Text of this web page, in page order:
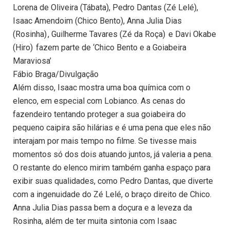
Lorena de Oliveira (Tábata), Pedro Dantas (Zé Lelé),
Isaac Amendoim (Chico Bento), Anna Julia Dias
(Rosinha) , Guilherme Tavares (Zé da Roça) e Davi Okabe
(Hiro) fazem parte de ‘Chico Bento e a Goiabeira
Maraviosa’
Fábio Braga/Divulgação
Além disso, Isaac mostra uma boa química com o
elenco, em especial com Lobianco. As cenas do
fazendeiro tentando proteger a sua goiabeira do
pequeno caipira são hilárias e é uma pena que eles não
interajam por mais tempo no filme. Se tivesse mais
momentos só dos dois atuando juntos, já valeria a pena.
O restante do elenco mirim também ganha espaço para
exibir suas qualidades, como Pedro Dantas, que diverte
com a ingenuidade do Zé Lelé, o braço direito de Chico.
Anna Julia Dias passa bem a doçura e a leveza da
Rosinha, além de ter muita sintonia com Isaac